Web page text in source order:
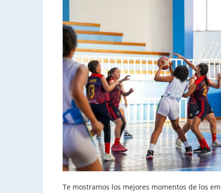
Te mostramos los mejores momentos de los